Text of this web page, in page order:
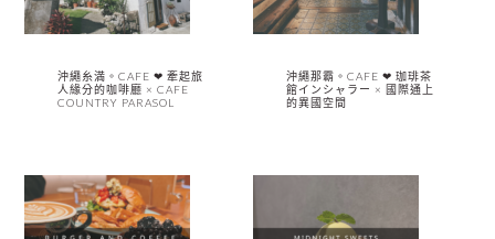
沖繩糸満。CAFE ❤︎ 牽起旅
人緣分的咖啡廳 × CAFE
COUNTRY PARASOL
沖繩那霸。CAFE ❤︎ 珈琲茶
館インシャラー × 國際通上
的異國空間